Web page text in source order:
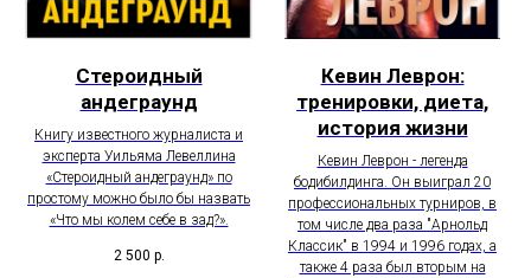
Стероидный
андеграунд
Книгу известного журналиста и
эксперта Уильяма Левеллина
«Стероидный андеграунд» по
простому можно было бы назвать
«Что мы колем себе в зад?».
2 500 р.
Кевин Леврон:
тренировки, диета,
история жизни
Кевин Леврон - легенда
бодибилдинга. Он выиграл 20
профессиональных турниров, в
том числе два раза "Арнольд
Классик" в 1994 и 1996 годах, а
также 4 раза был вторым на